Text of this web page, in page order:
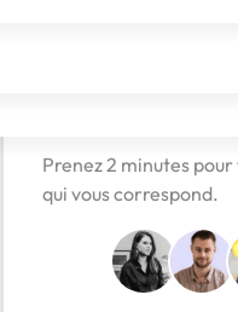
Prenez 2 minutes
qui vous correspond.